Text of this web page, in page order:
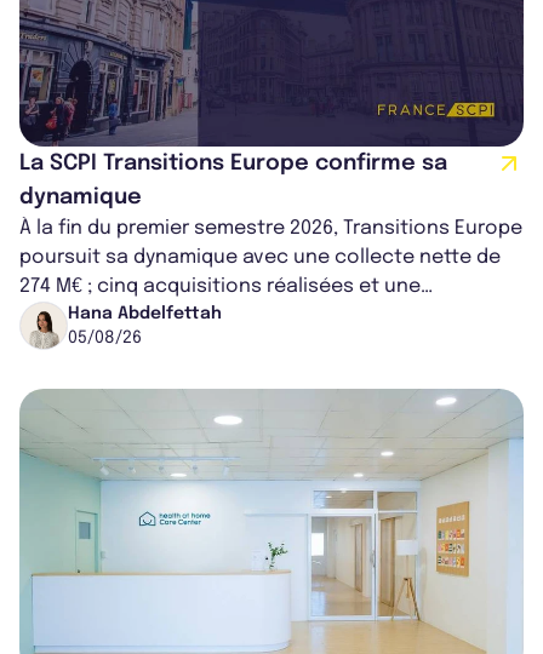
La SCPI Transitions Europe confirme sa
dynamique
À la fin du premier semestre 2026, Transitions Europe
poursuit sa dynamique avec une collecte nette de
274 M€ ; cinq acquisitions réalisées et une
capitalisation portée à 1,38 Md€....
Hana Abdelfettah
05/08/26